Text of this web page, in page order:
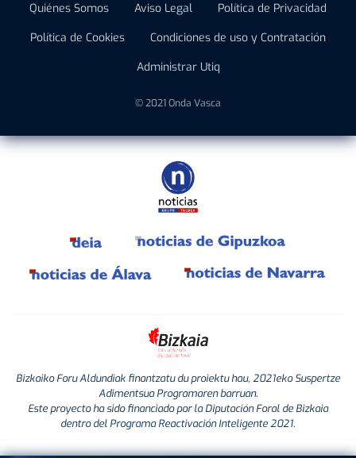
Quiénes Somos Aviso Legal
Política de Privacidad
Política de Cookies
Condiciones de uso y Contratación
Administrar Utiq
© 2021 Onda Vasca
Bizkaiko Foru Aldundiak finantzatu du proiektu hau, 2021eko Suspertze
Adimentsua Programaren barruan.
Este proyecto ha sido financiado por la Diputación Foral de Bizkaia
dentro del Programa Reactivación Inteligente 2021.